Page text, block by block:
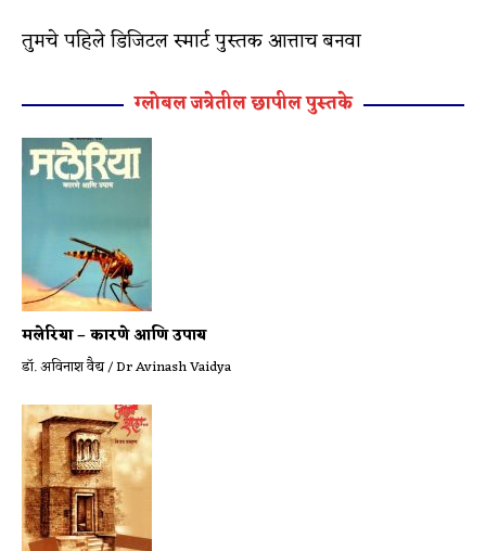
तुमचे पहिले डिजिटल स्मार्ट पुस्तक आत्ताच बनवा
ग्लोबल जत्रेतील छापील पुस्तके
मलेरिया – कारणे आणि उपाय
डॉ. अविनाश वैद्य / Dr Avinash Vaidya